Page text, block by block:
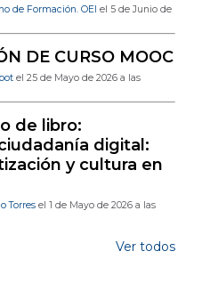
de Formación. OEI el 5 de Junio de
DE CURSO MOOC
el 25 de Mayo de 2026 a las
de libro:
digital:
y cultura en
Torres el 1 de Mayo de 2026 a las
Ver todos